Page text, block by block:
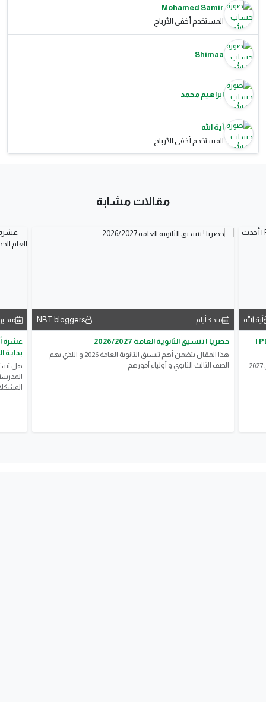
Mohamed Samir
المستخدم أخفى الأرباح
Shimaa
ابراهيم محمد
آية الله
المستخدم أخفى الأرباح
مقالات مشابة
آية الله
📚 تحميل كتاب كيان نحو الصف الثالث الثانوي 2027 PDF |
إذا كنت تبحث عن تحميل كتاب كيان نحو الصف الثالث الثانوي 2027
منذ 3 أيام NBT bloggers
حصريا ! تنسيق الثانوية العامة 2026/2027
هذا المقال يتضمن أهم تنسيق الثانوية العامة 2026 و اللذي يهم
الصف الثالث الثانوي و أولياء أمورهم
منذ
عشرة
بداية
هل